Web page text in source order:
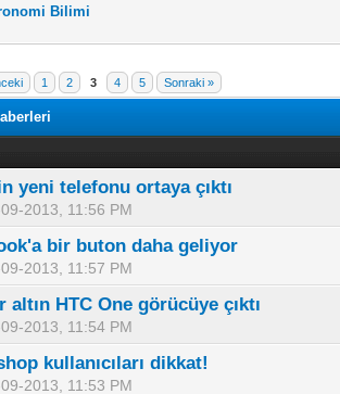
Bilimi
1 2 3 4 5 Sonraki »
yeni telefonu ortaya çıktı
2013, 11:56 PM
Oy - Toplam Ortalama 0 Oy Verilmiş
12345
bir buton daha geliyor
2013, 11:57 PM
Oy - Toplam Ortalama 0 Oy Verilmiş
12345
altın HTC One görücüye çıktı
2013, 11:54 PM
0 Oy - Toplam Ortalama 0 Oy Verilmiş
1 23 4 5
kullanıcıları dikkat!
2013, 11:53 PM
Oy - Toplam Ortalama 0 Oy Verilmiş
1 2345